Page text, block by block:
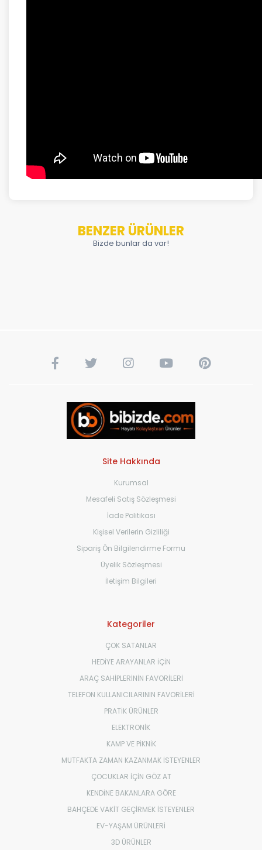
BENZER ÜRÜNLER
Bizde bunlar da var!
Site Hakkında
Kurumsal
Mesafeli Satış Sözleşmesi
İade Politikası
Kişisel Verilerin Gizliliği
Sipariş Ön Bilgilendirme Formu
Üyelik Sözleşmesi
İletişim Bilgileri
Kategoriler
ÇOK SATANLAR
HEDİYE ARAYANLAR İÇİN
ARAÇ SAHİPLERİNİN FAVORİLERİ
TELEFON KULLANICILARININ FAVORİLERİ
PRATİK ÜRÜNLER
ELEKTRONİK
KAMP VE PİKNİK
MUTFAKTA ZAMAN KAZANMAK İSTEYENLER
ÇOCUKLAR İÇİN GÖZ AT
KENDİNE BAKANLARA GÖRE
BAHÇEDE VAKİT GEÇİRMEK İSTEYENLER
EV-YAŞAM ÜRÜNLERİ
3D ÜRÜNLER